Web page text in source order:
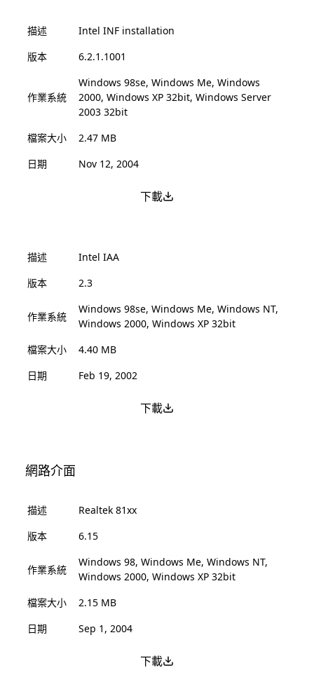
描述
Intel INF installation
版本
6.2.1.1001
作業系統
Windows 98se, Windows Me, Windows
2000, Windows XP 32bit, Windows Server
2003 32bit
檔案大小
2.47 MB
日期
Nov 12, 2004
下載
描述
Intel IAA
版本
2.3
作業系統
Windows 98se, Windows Me, Windows NT,
Windows 2000, Windows XP 32bit
檔案大小
4.40 MB
日期
Feb 19, 2002
下載
網路介面
描述
Realtek 81xx
版本
6.15
作業系統
Windows 98, Windows Me, Windows NT,
Windows 2000, Windows XP 32bit
檔案大小
2.15 MB
日期
Sep 1, 2004
下載